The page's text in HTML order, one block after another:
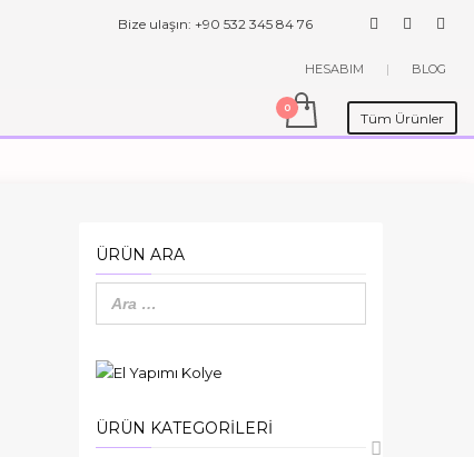
Bize ulaşın: +90 532 345 84 76
HESABIM | BLOG
Tüm Ürünler
ÜRÜN ARA
ÜRÜN KATEGORİLERİ